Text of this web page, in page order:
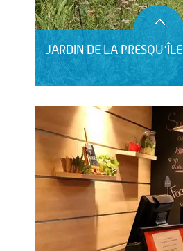
JARDIN DE LA PRESQU'ÎLE